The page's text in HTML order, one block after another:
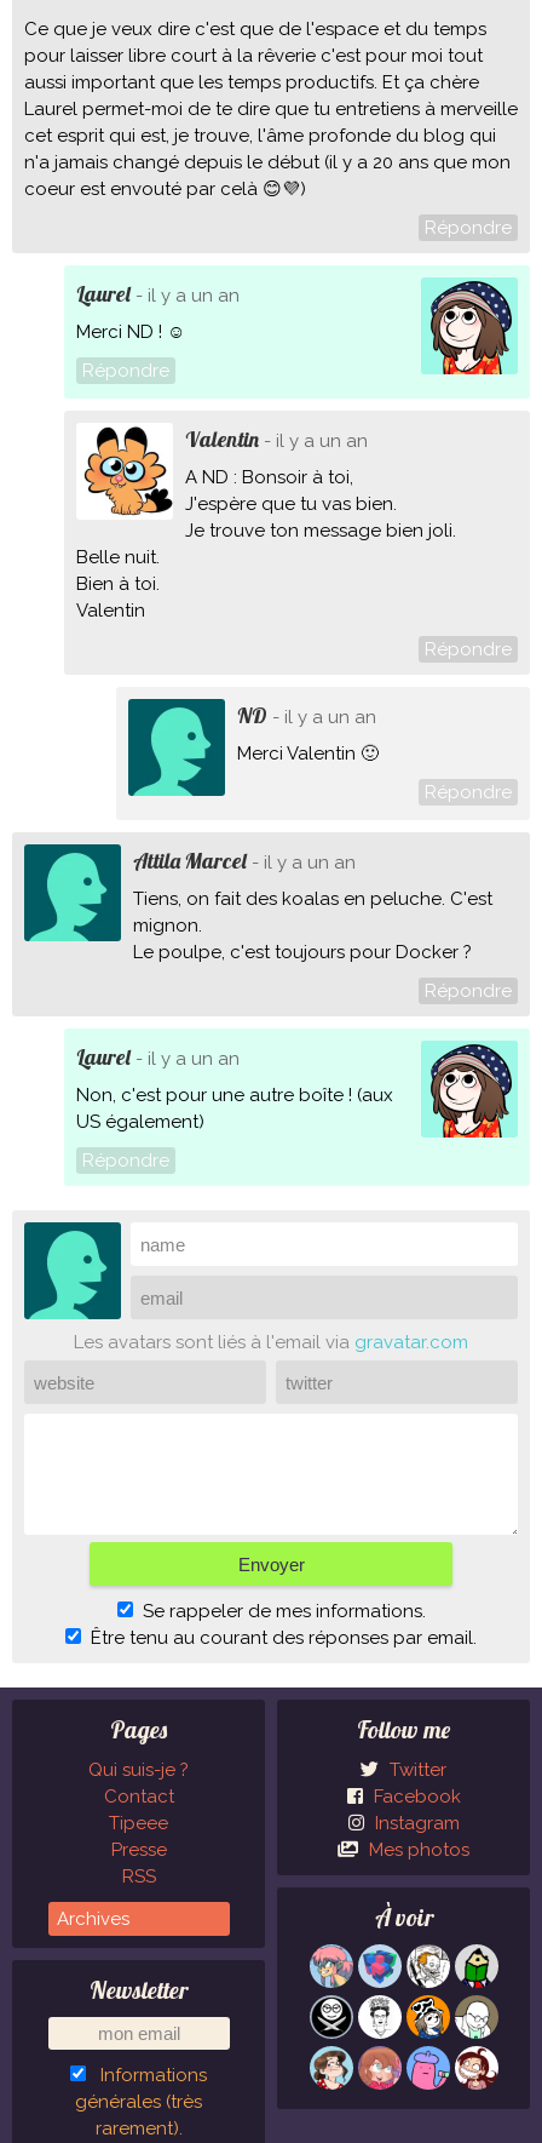
Ce que je veux dire c'est que de l'espace et du temps
pour laisser libre court à la rêverie c'est pour moi tout
aussi important que les temps productifs. Et ça chère
Laurel permet-moi de te dire que tu entretiens à merveille
cet esprit qui est, je trouve, l'âme profonde du blog qui
n'a jamais changé depuis le début (il y a 20 ans que mon
coeur est envouté par celà 😊💜)
Répondre
Laurel- il y a un an
Merci ND ! ☺️
Répondre
Valentin- il y a un an
A ND : Bonsoir à toi,
J'espère que tu vas bien.
Je trouve ton message bien joli.
Belle nuit.
Bien à toi.
Valentin
Répondre
ND - il y a un an
Merci Valentin 🙂
Répondre
Attila Marcel - il y a un an
Tiens, on fait des koalas en peluche. C'est
mignon.
Le poulpe, c'est toujours pour Docker ?
Répondre
Laurel- il y a un an
Non, c'est pour une autre boîte ! (aux
US également)
Répondre
Les avatars sont liés à l'email via gravatar.com
Se rappeler de mes informations.
Être tenu au courant des réponses par email.
Pages
Qui suis-je ?
Contact
Tipeee
Presse
RSS
Newsletter
Informations
générales (très
rarement).
Follow me
Twitter
Facebook
Instagram
Mes photos
À voir